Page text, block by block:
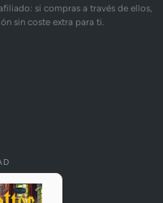
si compras a través de ellos,
sin coste extra para ti.